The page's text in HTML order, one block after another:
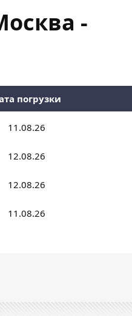
-
погрузки
11.08.26
12.08.26
12.08.26
11.08.26